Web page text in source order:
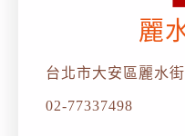
麗
台北市大安區麗水
02-77337498